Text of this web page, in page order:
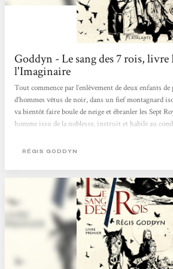
Goddyn - Le sang des 7 rois,
l'Imaginaire
Tout commence par l’enlèvement de deux enfants
d’hommes vêtus de noir, dans un fief montagnard
va bientôt faire boule de neige et ébranler les Sept
homme issu de la noblesse, instruit et habile au
passe jamais rien, reçoit une mission singulière :
de capitaine-ambassadeur-militaire,...
RÉGIS GODDYN